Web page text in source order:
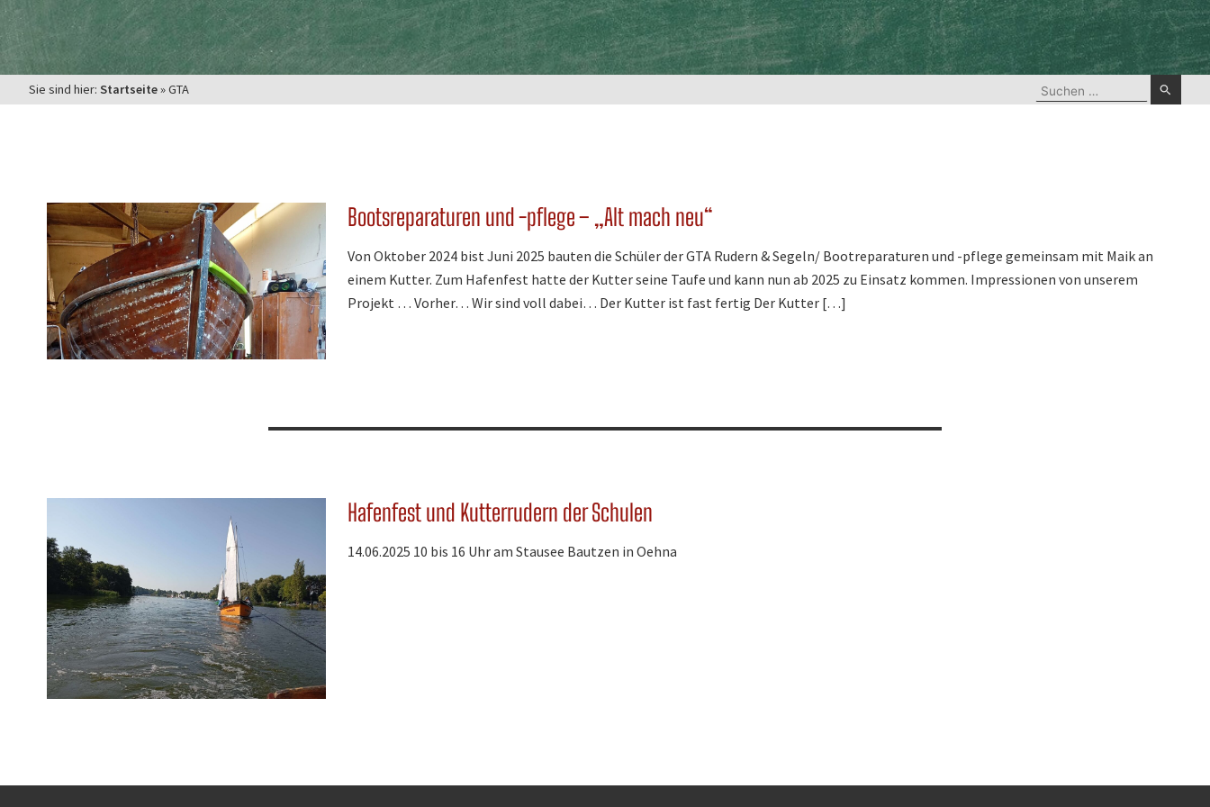
Sie sind hier: Startseite»GTA
Suchen
nach:
Bootsreparaturen und -pflege – „Alt mach neu“
Von Oktober 2024 bist Juni 2025 bauten die Schüler der GTA Rudern & Segeln/ Bootreparaturen und -pflege gemeinsam mit Maik an
einem Kutter. Zum Hafenfest hatte der Kutter seine Taufe und kann nun ab 2025 zu Einsatz kommen. Impressionen von unserem
Projekt … Vorher… Wir sind voll dabei… Der Kutter ist fast fertig Der Kutter […]
Hafenfest und Kutterrudern der Schulen
14.06.2025 10 bis 16 Uhr am Stausee Bautzen in Oehna